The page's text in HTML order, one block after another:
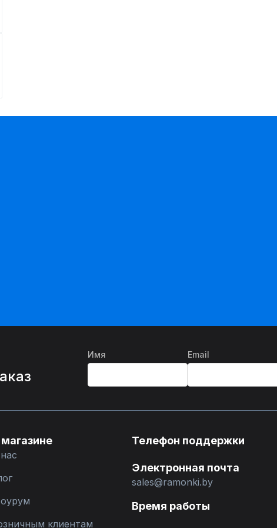
Имя Email
клиентам
Телефон поддержки
Электронная почта
sales@ramonki.by
Время работы